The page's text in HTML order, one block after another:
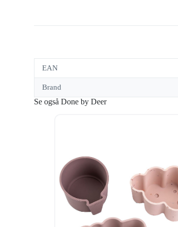
EAN
Brand
Se også Done by Deer